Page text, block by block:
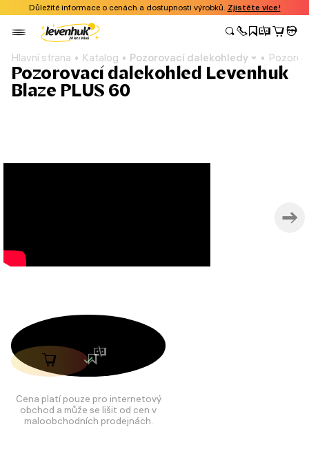
Důležité informace o cenách a dostupnosti výrobků. Zjistěte více!
Hlavní strana Katalog Pozorovací dalekohledy
Pozorovací dalekohled Levenhuk
Blaze PLUS 60
Cena platí pouze pro internetový
obchod a může se lišit od cen v
maloobchodních prodejnách.